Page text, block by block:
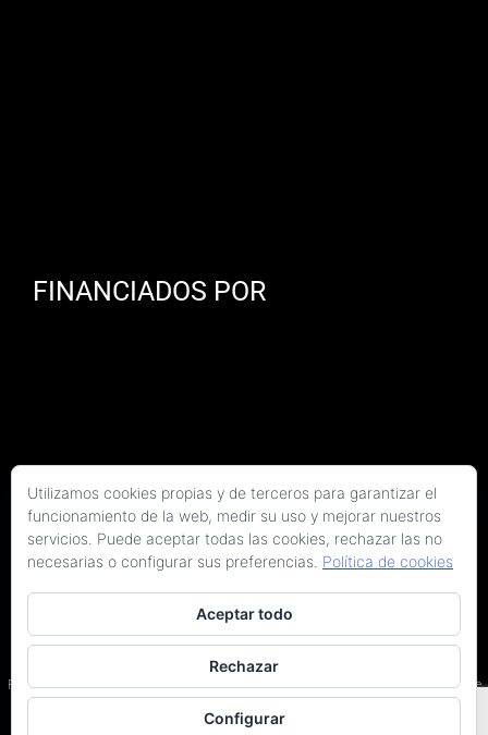
FINANCIADOS POR
Copyright 2026 Kaitek Servicios Tecnicos para la Construcción S.L.P. | Todos los
derechos reservados
Programa Kit Digital cofinanciado por los fondos Next Generation (EU) del Plan de
Recuperación, Transformación y Resiliencia.
Política de privacidad
Utilizamos cookies propias y de terceros para garantizar el
funcionamiento de la web, medir su uso y mejorar nuestros
servicios. Puede aceptar todas las cookies, rechazar las no
necesarias o configurar sus preferencias. Política de cookies
Aceptar todo
Rechazar
Configurar